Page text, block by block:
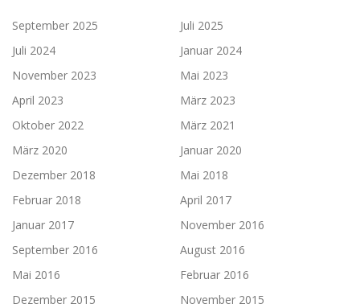
September 2025
Juli 2025
Juli 2024
Januar 2024
November 2023
Mai 2023
April 2023
März 2023
Oktober 2022
März 2021
März 2020
Januar 2020
Dezember 2018
Mai 2018
Februar 2018
April 2017
Januar 2017
November 2016
September 2016
August 2016
Mai 2016
Februar 2016
Dezember 2015
November 2015